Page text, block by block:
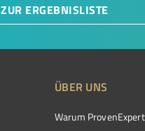
ZUR ERGEBNISLISTE
ÜBER UNS
Warum